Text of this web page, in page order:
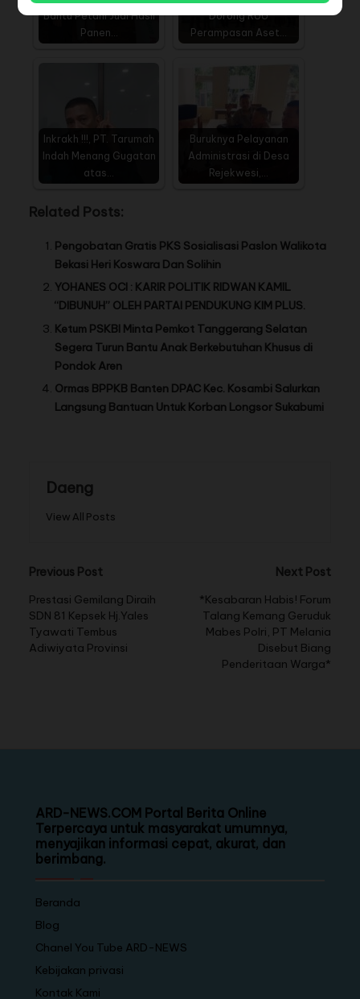
Bantu Petani Jual Hasil
Panen…
Dorong RUU
Perampasan Aset…
Inkrakh !!!, PT. Tarumah
Indah Menang Gugatan
atas…
Buruknya Pelayanan
Administrasi di Desa
Rejekwesi,…
Related Posts:
Pengobatan Gratis PKS Sosialisasi Paslon Walikota
Bekasi Heri Koswara Dan Solihin
YOHANES OCI : KARIR POLITIK RIDWAN KAMIL
“DIBUNUH” OLEH PARTAI PENDUKUNG KIM PLUS.
Ketum PSKBI Minta Pemkot Tanggerang Selatan
Segera Turun Bantu Anak Berkebutuhan Khusus di
Pondok Aren
Ormas BPPKB Banten DPAC Kec. Kosambi Salurkan
Langsung Bantuan Untuk Korban Longsor Sukabumi
Daeng
View All Posts
Previous Post
Prestasi Gemilang Diraih
SDN 81 Kepsek Hj.Yales
Tyawati Tembus
Adiwiyata Provinsi
Next Post
*Kesabaran Habis! Forum
Talang Kemang Geruduk
Mabes Polri, PT Melania
Disebut Biang
Penderitaan Warga*
ARD-NEWS.COM Portal Berita Online
Terpercaya untuk masyarakat umumnya,
menyajikan informasi cepat, akurat, dan
berimbang.
Beranda
Blog
Chanel You Tube ARD-NEWS
Kebijakan privasi
Kontak Kami